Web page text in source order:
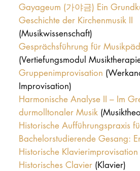
Gayageum (가야금) Ein
Geschichte der Kirchenmusik II
(Musikwissenschaft)
Gesprächsführung für
(Vertiefungsmodul
Gruppenimprovisation
Improvisation)
Harmonische Analyse II – Im
durmolltonaler Musik
Historische Aufführungspraxis
Bachelorstudierende Gesang:
Historische Klavierimprovisation
Historisches Clavier (Klavier)